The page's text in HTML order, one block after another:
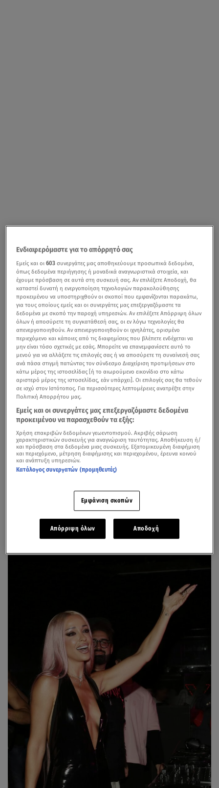
«Hybrid» και το γιόρτασε με ένα λαμπερό listening party
στο «Lohan», όπου και θα εμφανίζεται φέτος τον
star ανέβηκε στα decks και με πολύ κέφι και
συγκίνηση αποκάλυψε τα 13 νέα τραγούδια της.
Ενδιαφερόμαστε για το απόρρητό σας
Εμείς και οι603 συνεργάτες μας αποθηκεύουμε προσωπικά δεδομένα,
όπως δεδομένα περιήγησης ή μοναδικά αναγνωριστικά στοιχεία, και
έχουμε πρόσβαση σε αυτά στη συσκευή σας. Αν επιλέξετε Αποδοχή, θα
καταστεί δυνατή η ενεργοποίηση τεχνολογιών παρακολούθησης
προκειμένου να υποστηριχθούν οι σκοποί που εμφανίζονται παρακάτω,
για τους οποίους εμείς και οι συνεργάτες μας επεξεργαζόμαστε τα
δεδομένα με σκοπό την παροχή υπηρεσιών. Αν επιλέξετε Απόρριψη όλων
όλων ή αποσύρετε τη συγκατάθεσή σας, οι εν λόγω τεχνολογίες θα
απενεργοποιηθούν. Αν απενεργοποιηθούν οι ιχνηλάτες, ορισμένο
περιεχόμενο και κάποιες από τις διαφημίσεις που βλέπετε ενδέχεται να
μην είναι τόσο σχετικές με εσάς. Μπορείτε να επανεμφανίσετε αυτό το
μενού για να αλλάξετε τις επιλογές σας ή να αποσύρετε τη συναίνεσή σας
ανά πάσα στιγμή πατώντας τον σύνδεσμο Διαχείριση προτιμήσεων στο
κάτω μέρος της ιστοσελίδας [ή το αιωρούμενο εικονίδιο στο κάτω
αριστερό μέρος της ιστοσελίδας, εάν υπάρχει]. Οι επιλογές σας θα τεθούν
σε ισχύ στον Ιστότοπος. Για περισσότερες λεπτομέρειες ανατρέξτε στην
Πολιτική Απορρήτου μας.
Εμείς και οι συνεργάτες μας επεξεργαζόμαστε δεδομένα
προκειμένου να παρασχεθούν τα εξής:
Χρήση επακριβών δεδομένων γεωεντοπισμού. Ακριβής σάρωση
χαρακτηριστικών συσκευής για αναγνώριση ταυτότητας. Αποθήκευση ή/
και πρόσβαση στα δεδομένα μιας συσκευής. Εξατομικευμένη διαφήμιση
και περιεχόμενο, μέτρηση διαφήμισης και περιεχομένου, έρευνα κοινού
και ανάπτυξη υπηρεσιών.
Κατάλογος συνεργατών (προμηθευτές)
Εμφάνιση σκοπών
Απόρριψη όλων Αποδοχή